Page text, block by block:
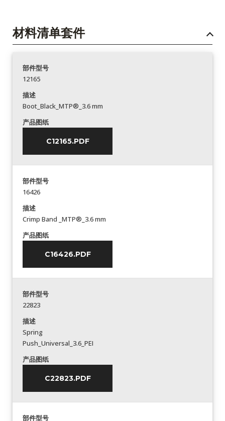
材料清单套件
部件型号
12165
描述
Boot_Black_MTP®_3.6 mm
产品图纸
C12165.PDF
部件型号
16426
描述
Crimp Band _MTP®_3.6 mm
产品图纸
C16426.PDF
部件型号
22823
描述
Spring
Push_Universal_3.6_PEI
产品图纸
C22823.PDF
部件型号